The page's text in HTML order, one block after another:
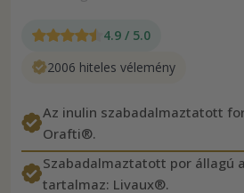
4.9 / 5.0
2006 hiteles vélemény
Az inulin szabadalmaztatott
Orafti®.
Szabadalmaztatott por állagú
tartalmaz: Livaux®.